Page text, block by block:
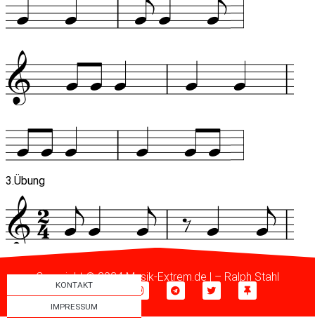
KONTAKT
IMPRESSUM
Copyright © 2024 Musik-Extrem.de | – Ralph Stahl